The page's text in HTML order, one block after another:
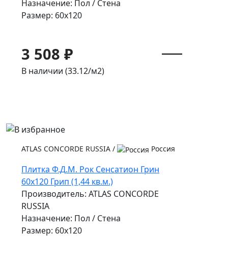
Назначение: Пол / Стена
Размер: 60x120
3 508 ₽
В наличии (33.12/м2)
ATLAS CONCORDE RUSSIA / Россия
Плитка Ф.Д.М. Pок Сенсатион Грин
60x120 Грип (1,44 кв.м.)
Производитель: ATLAS CONCORDE
RUSSIA
Назначение: Пол / Стена
Размер: 60x120